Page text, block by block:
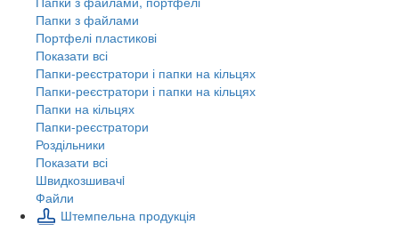
Папки з файлами
Портфелі пластикові
Показати всі
Папки-реєстратори і папки на кільцях
Папки-реєстратори і папки на кільцях
Папки на кільцях
Папки-реєстратори
Роздільники
Показати всі
Швидкозшивачi
Файли
Штемпельна продукція